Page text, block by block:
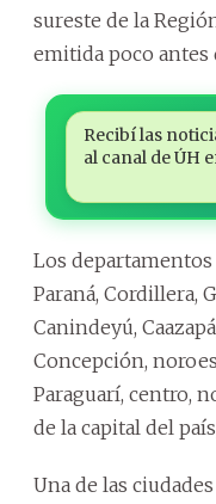
sureste de la
emitida poco antes
Recibí las
al canal de ÚH
Los departamentos
Paraná, Cordillera,
Canindeyú,
Concepción,
Paraguarí, centro,
de la capital del
Una de las